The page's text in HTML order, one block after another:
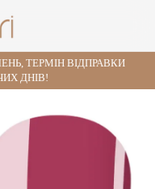
ТЕРМІН ВІДПРАВКИ
ДНІВ!